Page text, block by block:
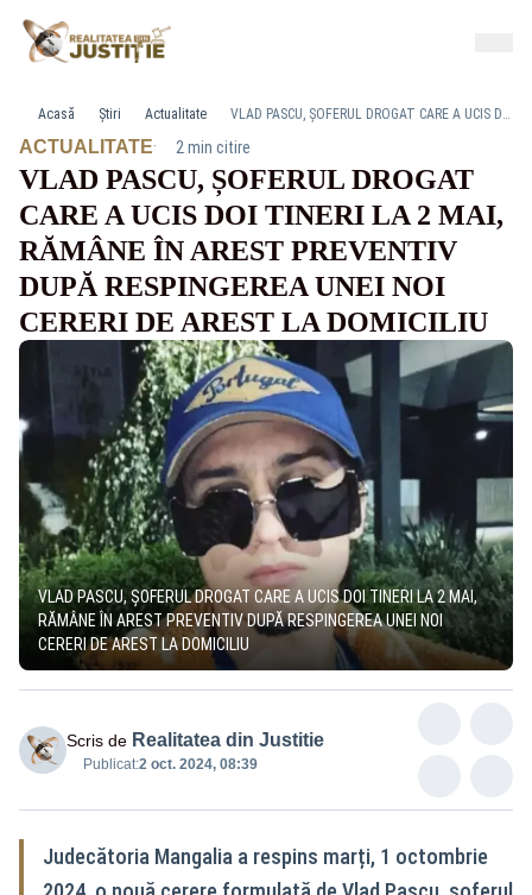
Acasă Știri Actualitate VLAD PASCU, ȘOFERUL DROGAT CARE A UCIS DOI TINERI LA 2 MAI, RĂMÂNE ÎN AREST PREVENTIV DUPĂ RESPINGEREA UNEI NOI CERERI DE AREST LA DOMICILIU
ACTUALITATE· 2 min citire
VLAD PASCU, ȘOFERUL DROGAT
CARE A UCIS DOI TINERI LA 2 MAI,
RĂMÂNE ÎN AREST PREVENTIV
DUPĂ RESPINGEREA UNEI NOI
CERERI DE AREST LA DOMICILIU
VLAD PASCU, ȘOFERUL DROGAT CARE A UCIS DOI TINERI LA 2 MAI,
RĂMÂNE ÎN AREST PREVENTIV DUPĂ RESPINGEREA UNEI NOI
CERERI DE AREST LA DOMICILIU
Scris de Realitatea din Justitie
Publicat:2 oct. 2024, 08:39
Judecătoria Mangalia a respins marți, 1 octombrie